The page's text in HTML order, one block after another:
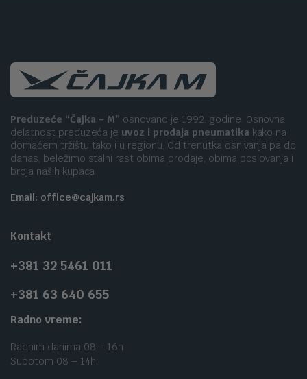
Preduzeće “Čajka – M” osnovano je 1992. godine. Osnovna
delatnost preduzeća je uvoz i prodaja pneumatika kako na
domaćem tržištu tako i u regionu. Od trenutka osnivanja pa do
danas, beležimo stalni rast obima prodaje, obima poslovanja i
broja naših kupaca
Email: office@cajkam.rs
Kontakt
+381 32 5461 011
+381 63 640 655
Radno vreme:
Radnim danima 08 – 16h
Subotom 08 – 14h